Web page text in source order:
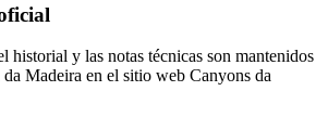
historial y las notas técnicas son mantenidos
Madeira en el sitio web Canyons da